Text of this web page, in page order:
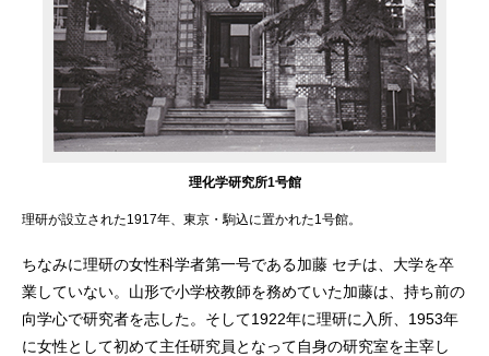
理化学研究所1号館
理研が設立された1917年、東京・駒込に置かれた1号館。
ちなみに理研の女性科学者第一号である加藤 セチは、大学を卒
業していない。山形で小学校教師を務めていた加藤は、持ち前の
向学心で研究者を志した。そして1922年に理研に入所、1953年
に女性として初めて主任研究員となって自身の研究室を主宰し